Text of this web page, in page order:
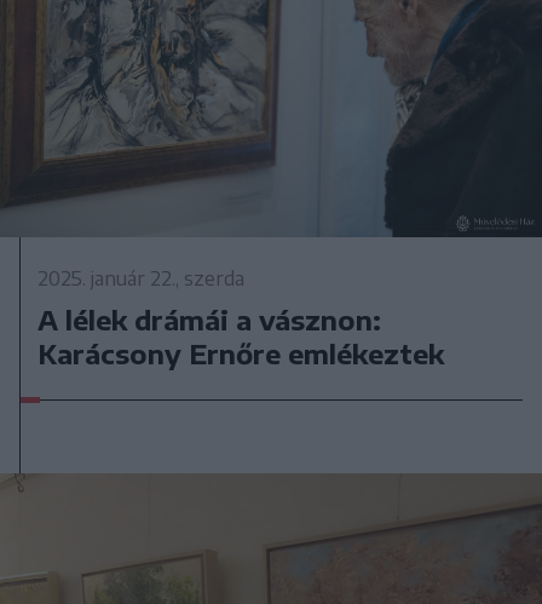
2025. január 22., szerda
A lélek drámái a vásznon:
Karácsony Ernőre emlékeztek